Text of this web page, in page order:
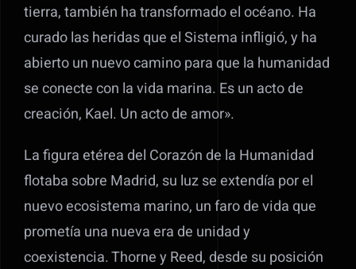
tierra, también ha transformado el océano. Ha
curado las heridas que el Sistema infligió, y ha
abierto un nuevo camino para que la humanidad
se conecte con la vida marina. Es un acto de
creación, Kael. Un acto de amor».
La figura etérea del Corazón de la Humanidad
flotaba sobre Madrid, su luz se extendía por el
nuevo ecosistema marino, un faro de vida que
prometía una nueva era de unidad y
coexistencia. Thorne y Reed, desde su posición